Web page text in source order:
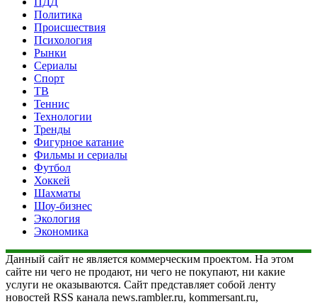
Политика
Происшествия
Психология
Рынки
Сериалы
Спорт
ТВ
Теннис
Технологии
Тренды
Фигурное катание
Фильмы и сериалы
Футбол
Хоккей
Шахматы
Шоу-бизнес
Экология
Экономика
Данный сайт не является коммерческим проектом. На этом
сайте ни чего не продают, ни чего не покупают, ни какие
услуги не оказываются. Сайт представляет собой ленту
новостей RSS канала news.rambler.ru, kommersant.ru,